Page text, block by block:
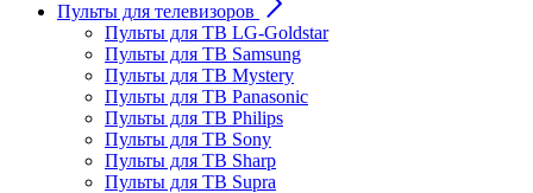
Пульты для телевизоров
Пульты для ТВ LG-Goldstar
Пульты для ТВ Samsung
Пульты для ТВ Mystery
Пульты для ТВ Panasonic
Пульты для ТВ Philips
Пульты для ТВ Sony
Пульты для ТВ Sharp
Пульты для ТВ Supra